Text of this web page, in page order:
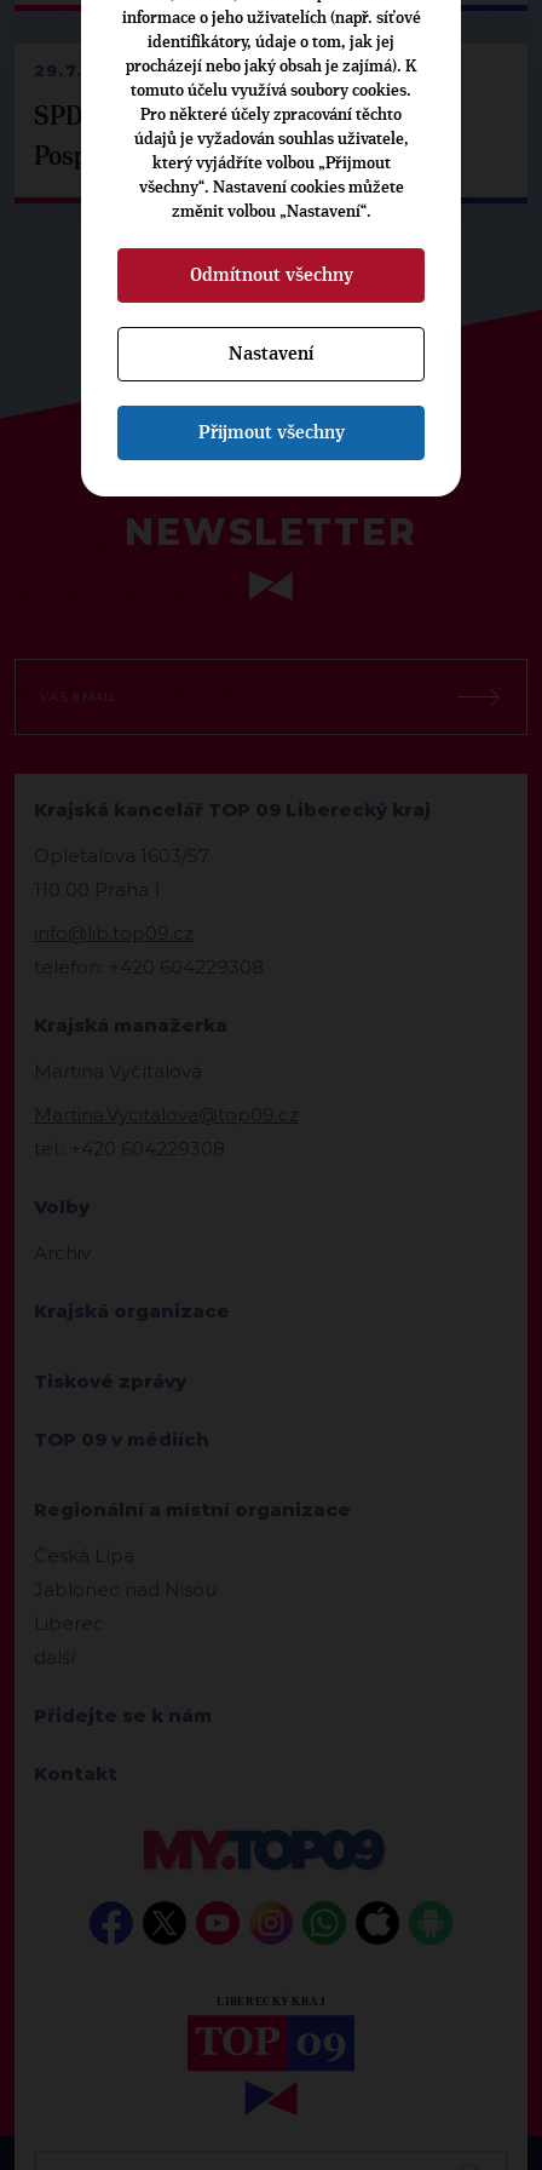
29.7.2026
SPD už není ve zprávě o extremismu.
Pospíšil: Je tu pachuť
NEWSLETTER
Krajská kancelář TOP 09 Liberecký kraj
Opletalova 1603/57
110 00 Praha 1
info@lib.top09.cz
telefon: +420 604229308
Krajská manažerka
Martina Vyčítalová
Martina.Vycitalova@top09.cz
tel.: +420 604229308
Volby
Archiv
Krajská organizace
Tiskové zprávy
TOP 09 v médiích
Regionální a místní organizace
Česká Lípa
Jablonec nad Nisou
Liberec
další
Přidejte se k nám
Kontakt
informace o jeho uživatelích (např. síťové
identifikátory, údaje o tom, jak jej
procházejí nebo jaký obsah je zajímá). K
tomuto účelu využívá soubory cookies.
Pro některé účely zpracování těchto
údajů je vyžadován souhlas uživatele,
který vyjádříte volbou „Přijmout
všechny“. Nastavení cookies můžete
změnit volbou „Nastavení“.
Odmítnout všechny
Nastavení
Přijmout všechny